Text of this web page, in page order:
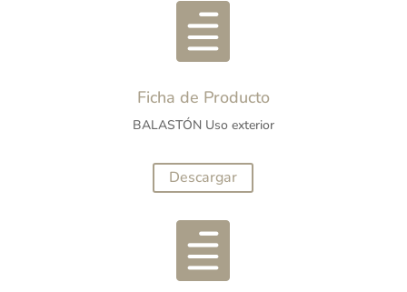

Ficha de Producto
BALASTÓN Uso exterior
Descargar
